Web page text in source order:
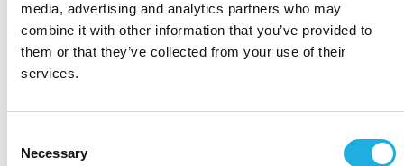
media, advertising and analytics partners who may
combine it with other information that you’ve provided to
them or that they’ve collected from your use of their
services.
Selection
Necessary